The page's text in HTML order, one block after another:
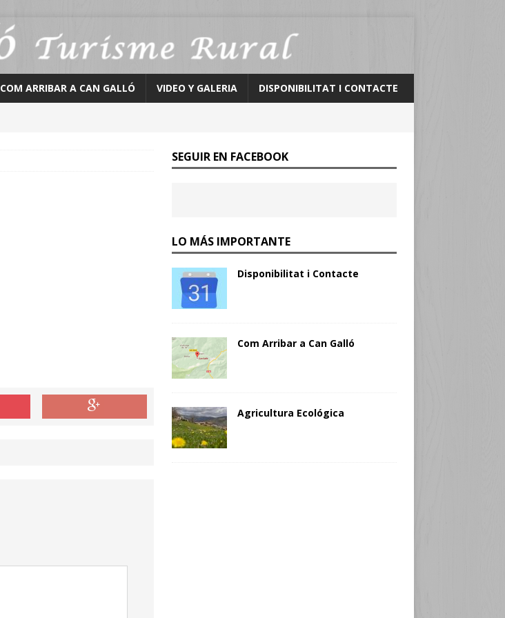
COM ARRIBAR A CAN GALLÓ VIDEO Y GALERIA DISPONIBILITAT I CONTACTE
SEGUIR EN FACEBOOK
LO MÁS IMPORTANTE
Disponibilitat i Contacte
Com Arribar a Can Galló
Agricultura Ecológica